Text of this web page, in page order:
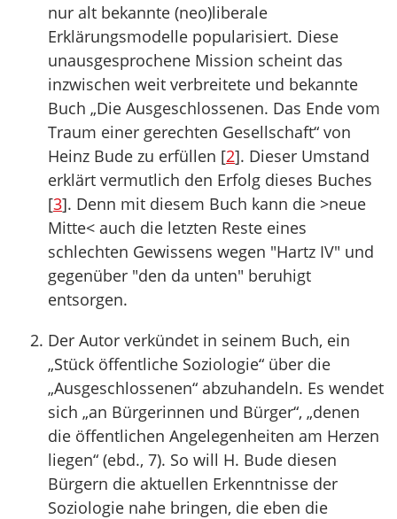
nur alt bekannte (neo)liberale
Erklärungsmodelle popularisiert. Diese
unausgesprochene Mission scheint das
inzwischen weit verbreitete und bekannte
Buch „Die Ausgeschlossenen. Das Ende vom
Traum einer gerechten Gesellschaft“ von
Heinz Bude zu erfüllen [2]. Dieser Umstand
erklärt vermutlich den Erfolg dieses Buches
[3]. Denn mit diesem Buch kann die >neue
Mitte< auch die letzten Reste eines
schlechten Gewissens wegen "Hartz IV" und
gegenüber "den da unten" beruhigt
entsorgen.
Der Autor verkündet in seinem Buch, ein
„Stück öffentliche Soziologie“ über die
„Ausgeschlossenen“ abzuhandeln. Es wendet
sich „an Bürgerinnen und Bürger“, „denen
die öffentlichen Angelegenheiten am Herzen
liegen“ (ebd., 7). So will H. Bude diesen
Bürgern die aktuellen Erkenntnisse der
Soziologie nahe bringen, die eben die